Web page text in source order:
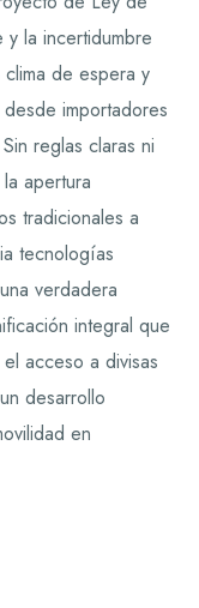
y la incertidumbre
de espera y
importadores
reglas claras ni
apertura
tradicionales a
tecnologías
verdadera
integral que
acceso a divisas
desarrollo
en